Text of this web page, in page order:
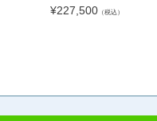
¥227,500（税込）